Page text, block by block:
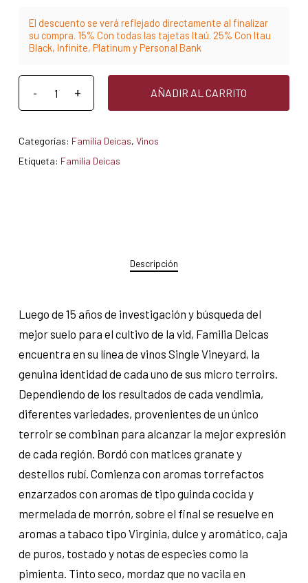
El descuento se verá reflejado directamente al finalizar
su compra. 15% Con todas las tajetas Itaú. 25% Con Itau
Black, Infinite, Platinum y Personal Bank
AÑADIR AL CARRITO
Categorías: Familia Deicas, Vinos
Etiqueta: Familia Deicas
Descripción
Luego de 15 años de investigación y búsqueda del
mejor suelo para el cultivo de la vid, Familia Deicas
encuentra en su línea de vinos Single Vineyard, la
genuina identidad de cada uno de sus micro terroirs.
Dependiendo de los resultados de cada vendimia,
diferentes variedades, provenientes de un único
terroir se combinan para alcanzar la mejor expresión
de cada región. Bordó con matices granate y
destellos rubí. Comienza con aromas torrefactos
enzarzados con aromas de tipo guinda cocida y
mermelada de morrón, sobre el final se resuelve en
aromas a tabaco tipo Virginia, dulce y aromático, caja
de puros, tostado y notas de especies como la
pimienta. Tinto seco, mordaz que no vacila en